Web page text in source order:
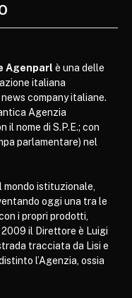
Agenparl è una delle
italiana
company italiane.
Agenzia
nome di S.P.E.; con
parlamentare) nel
istituzionale,
oggi una tra le
i propri prodotti,
2009 il Direttore è Luigi
tracciata da Lisi e
l’Agenzia, ossia